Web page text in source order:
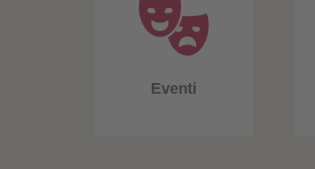
Eventi